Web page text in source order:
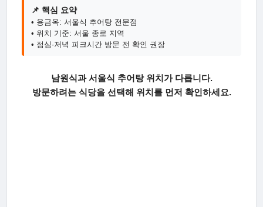
📌 핵심 요약
• 용금옥: 서울식 추어탕 전문점
• 위치 기준: 서울 종로 지역
• 점심·저녁 피크시간 방문 전 확인 권장
남원식과 서울식 추어탕 위치가 다릅니다.
방문하려는 식당을 선택해 위치를 먼저 확인하세요.